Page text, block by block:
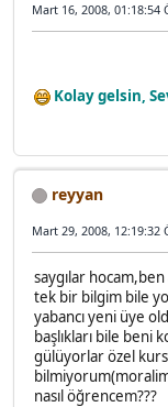
Mart 16, 2008, 01:18:54
Kolay gelsin,
reyyan
Mart 29, 2008, 12:19:32
saygılar
tek bir bilgim bile
yabancı yeni üye
başlıkları bile beni
gülüyorlar özel
nasıl öğrencem???